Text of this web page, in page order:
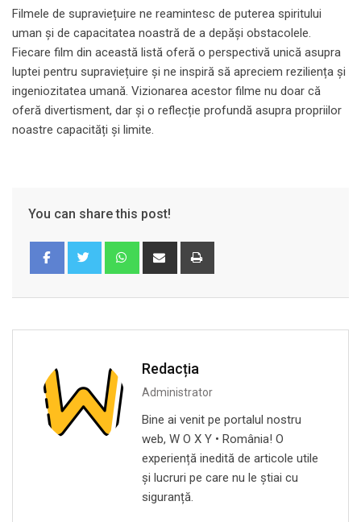
Filmele de supraviețuire ne reamintesc de puterea spiritului
uman și de capacitatea noastră de a depăși obstacolele.
Fiecare film din această listă oferă o perspectivă unică asupra
luptei pentru supraviețuire și ne inspiră să apreciem reziliența și
ingeniozitatea umană. Vizionarea acestor filme nu doar că
oferă divertisment, dar și o reflecție profundă asupra propriilor
noastre capacități și limite.
You can share this post!
WhatsappShare
Redacția
Administrator
Bine ai venit pe portalul nostru
web, W O X Y • România! O
experiență inedită de articole utile
și lucruri pe care nu le știai cu
siguranță.